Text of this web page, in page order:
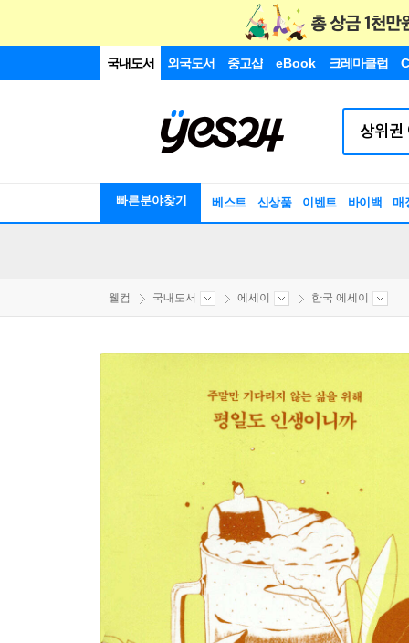
국내도서 외국도서 중고샵 eBook 크레마클럽
빠른분야찾기 베스트 신상품 이벤트 바이백 매
웰컴 국내도서 에세이 한국 에세이